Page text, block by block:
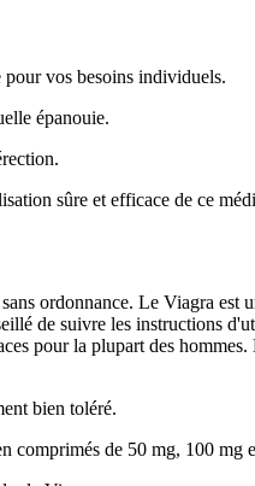
vos besoins individuels.
épanouie.
sûre et efficace de ce
ordonnance. Le Viagra
de suivre les instructions
pour la plupart des
bien toléré.
comprimés de 50 mg, 100 mg